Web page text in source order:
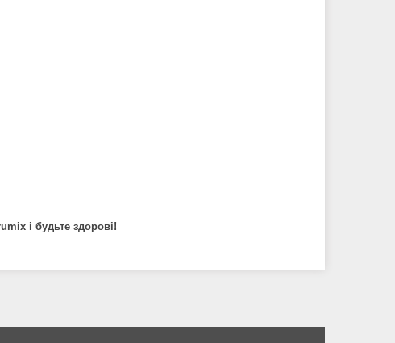
і будьте здорові!